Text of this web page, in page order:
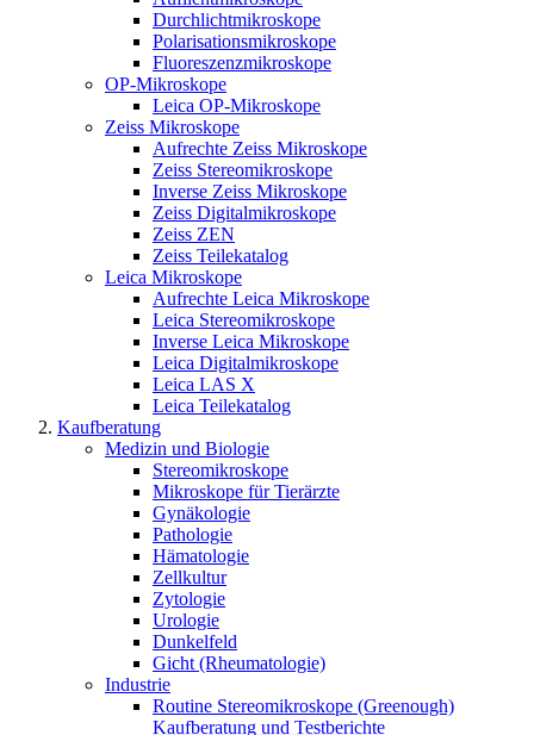
Durchlichtmikroskope
Polarisationsmikroskope
Fluoreszenzmikroskope
OP-Mikroskope
Leica OP-Mikroskope
Zeiss Mikroskope
Aufrechte Zeiss Mikroskope
Zeiss Stereomikroskope
Inverse Zeiss Mikroskope
Zeiss Digitalmikroskope
Zeiss ZEN
Zeiss Teilekatalog
Leica Mikroskope
Aufrechte Leica Mikroskope
Leica Stereomikroskope
Inverse Leica Mikroskope
Leica Digitalmikroskope
Leica LAS X
Leica Teilekatalog
Kaufberatung
Medizin und Biologie
Stereomikroskope
Mikroskope für Tierärzte
Gynäkologie
Pathologie
Hämatologie
Zellkultur
Zytologie
Urologie
Dunkelfeld
Gicht (Rheumatologie)
Industrie
Routine Stereomikroskope (Greenough)
Kaufberatung und Testberichte